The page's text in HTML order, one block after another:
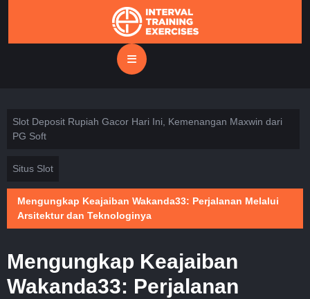
Open
Slot Deposit Rupiah Gacor Hari Ini, Kemenangan Maxwin dari
PG Soft
Situs Slot
Mengungkap Keajaiban Wakanda33: Perjalanan Melalui
Arsitektur dan Teknologinya
Mengungkap Keajaiban
Wakanda33: Perjalanan